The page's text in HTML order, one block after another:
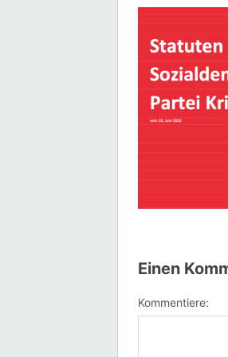
Einen
Kommentiere: